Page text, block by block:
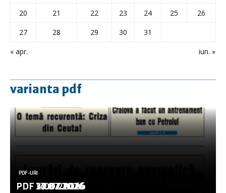
« apr. iun. »
20
21 22 23 24 25
26
27
28 29 30 31
varianta pdf
PDF-URI
PDF 3.08.2026
PDF-URI
PDF 29.07.2026
PDF-URI
PDF 27.07.2026
PDF-URI
PDF 17.07.2026
PDF-URI
PDF 14.07.2026